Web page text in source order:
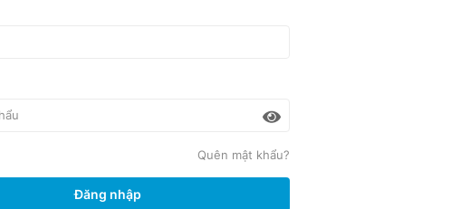
Quên mật khẩu?
Đăng nhập